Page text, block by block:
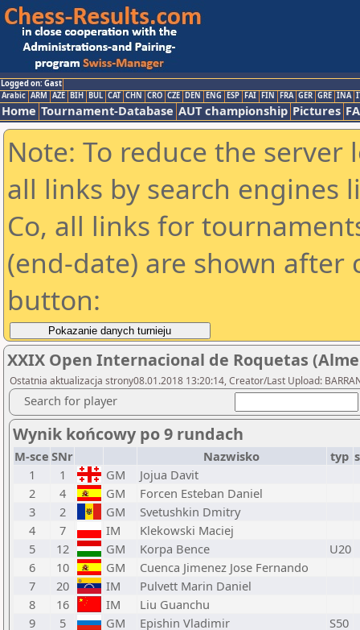
Logged on: Gast
Arabic ARM AZE BIH BUL CAT CHN CRO CZE DEN ENG ESP FAI FIN FRA GER GRE INA
Home Tournament-Database AUT championship Pictures
Note: To reduce the
all links by search engines
Co, all links for
(end-date) are shown
button:
XXIX Open Internacional de Roquetas
Ostatnia aktualizacja strony08.01.2018 13:20:14, Creator/Last Upload:
Search for player
Wynik końcowy po 9 rundach
M-sce SNr Nazwisko typ
1
1 GM
Jojua Davit
2
4 GM
Forcen Esteban Daniel
3
2 GM
Svetushkin Dmitry
4
7 IM
Klekowski Maciej
5
12 GM Korpa Bence
U20
6
10 GM
Cuenca Jimenez Jose Fernando
7
20 IM
Pulvett Marin Daniel
8
16 IM
Liu Guanchu
9
5 GM Epishin Vladimir
S50